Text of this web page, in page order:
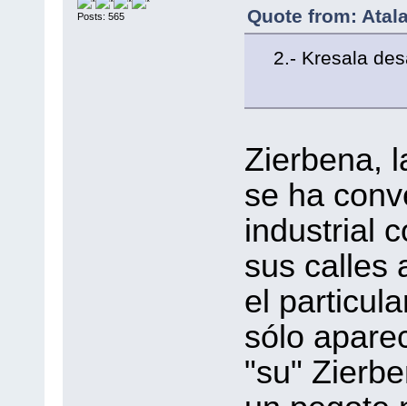
Posts: 565
Quote from:
2.- Kresala
Zierbena,
se ha
industrial
sus calles
el
sólo
"su"